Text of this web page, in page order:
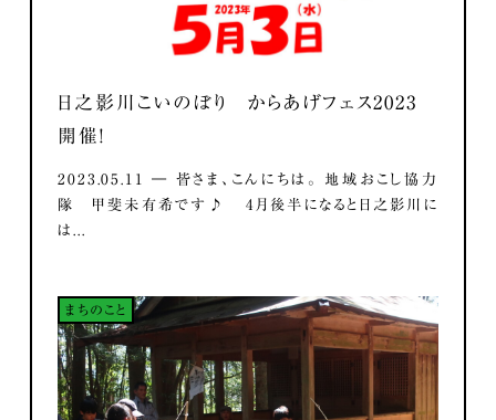
日之影川こいのぼり からあげフェス2023
開催！
2023.05.11 ― 皆さま、こんにちは。 地域おこし協力
隊 甲斐未有希です♪ 4月後半になると日之影川に
は...
まちのこと